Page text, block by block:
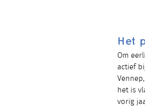
Het
Om
actief
het is
vorig